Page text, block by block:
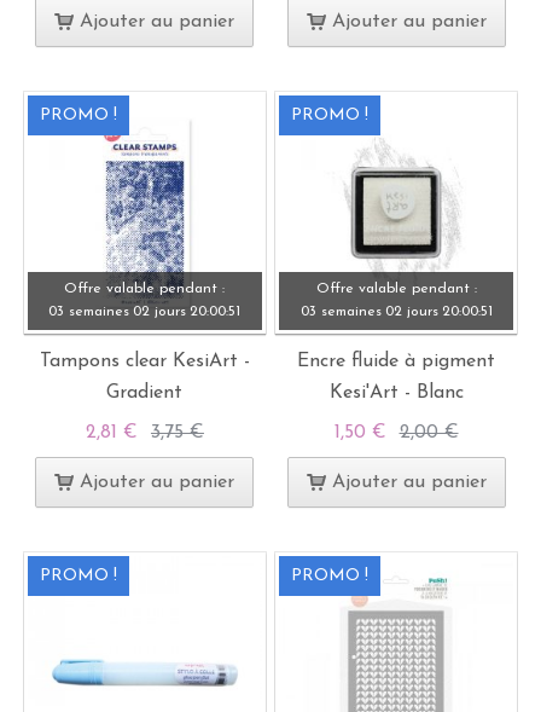
Ajouter au panier Ajouter au panier
PROMO !
Offre valable pendant :
03 semaines 02 jours 20:00:49
Tampons clear KesiArt -
Gradient
2,81 € 3,75 €
Ajouter au panier
PROMO !
Offre valable pendant :
03 semaines 02 jours 20:00:49
Encre fluide à pigment
Kesi'Art - Blanc
1,50 € 2,00 €
Ajouter au panier
PROMO ! PROMO !